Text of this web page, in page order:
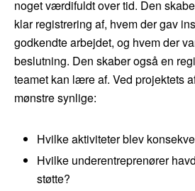
noget værdifuldt over tid. Den
klar registrering af, hvem der gav
godkendte arbejdet, og hvem der
beslutning. Den skaber også en
teamet kan lære af. Ved projektets
mønstre synlige:
Hvilke aktiviteter blev
Hvilke underentreprenører
støtte?